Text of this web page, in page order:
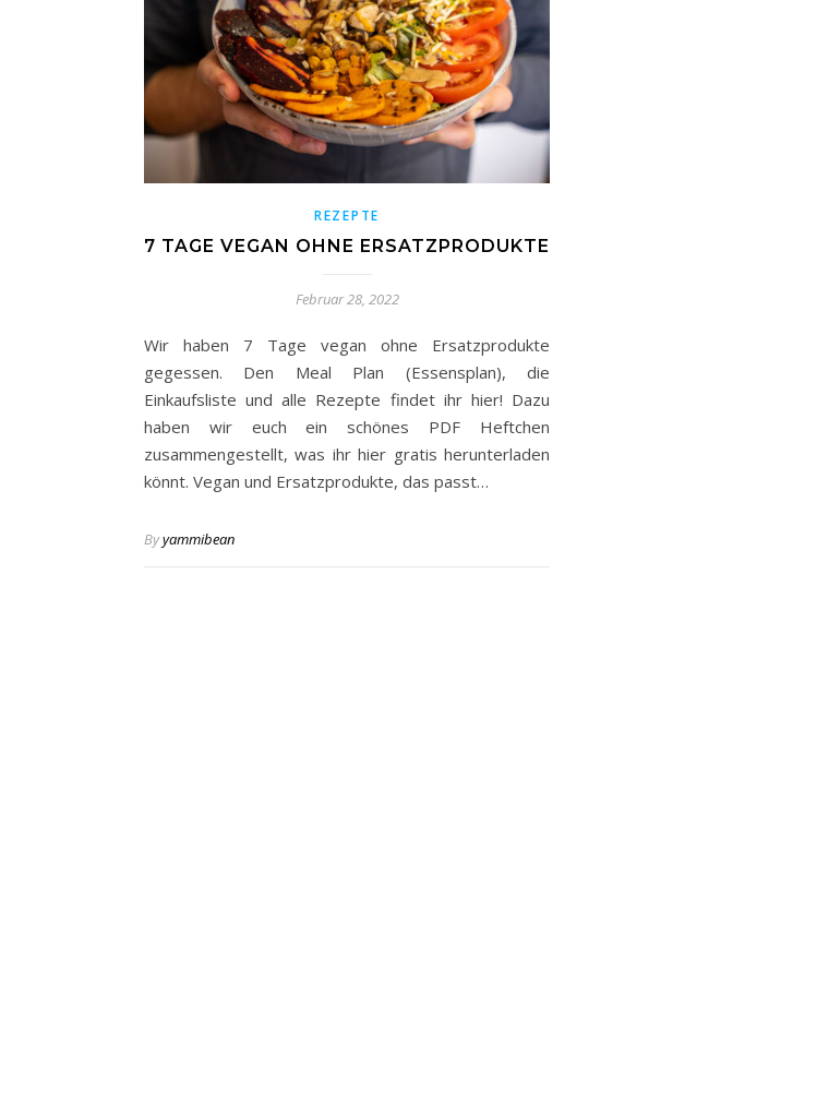
REZEPTE
7 TAGE VEGAN OHNE ERSATZPRODUKTE
Februar 28, 2022
Wir haben 7 Tage vegan ohne Ersatzprodukte
gegessen. Den Meal Plan (Essensplan), die
Einkaufsliste und alle Rezepte findet ihr hier! Dazu
haben wir euch ein schönes PDF Heftchen
zusammengestellt, was ihr hier gratis herunterladen
könnt. Vegan und Ersatzprodukte, das passt…
Byyammibean